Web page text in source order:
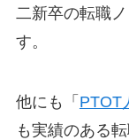
二新卒の転職
す。
他にも「 PTOT
も実績のある